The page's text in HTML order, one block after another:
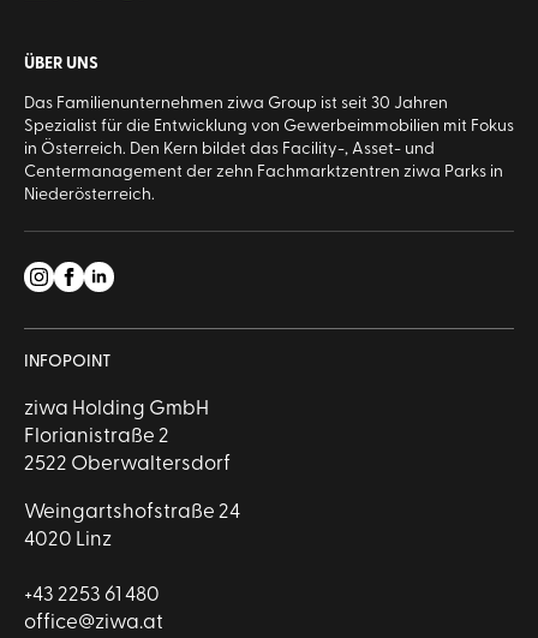
ÜBER UNS
Das Familienunternehmen ziwa Group ist seit 30 Jahren
Spezialist für die Entwicklung von Gewerbeimmobilien mit Fokus
in Österreich. Den Kern bildet das Facility-, Asset- und
Centermanagement der zehn Fachmarktzentren ziwa Parks in
Niederösterreich.
INFOPOINT
ziwa Holding GmbH
Florianistraße 2
2522 Oberwaltersdorf
Weingartshofstraße 24
4020 Linz
+43 2253 61 480
office@ziwa.at